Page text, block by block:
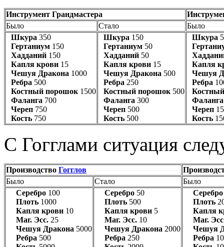
Инструмент Грандмастера
Было
Стало
Было
Шкура 350
Гертаниум 150
Хадданий 150
Капля крови 15
Чешуя Дракона 1000
Ребра 500
Костный порошок 1500
Фаланга 700
Череп 750
Кость 750
Шкура 150
Гертаниум 50
Хадданий 50
Капля крови 15
Чешуя Дракона 500
Ребра 250
Костный порошок 500
Фаланга 300
Череп 500
Кость 500
Шкура
Капля
Чешуя
Ребра
Фаланга
Череп
Кость
С Гогглами ситуация
Производство Гогглов
Было
Стало
Было
Серебро 100
Плоть 1000
Капля крови 10
Маг. Эсс. 25
Чешуя Дракона 5000
Ребра 500
Серебро 50
Плоть 500
Капля крови 5
Маг. Эсс. 10
Чешуя Дракона 2000
Ребра 250
Серебро
Плоть
Капля
Маг.
Чешуя
Ребра